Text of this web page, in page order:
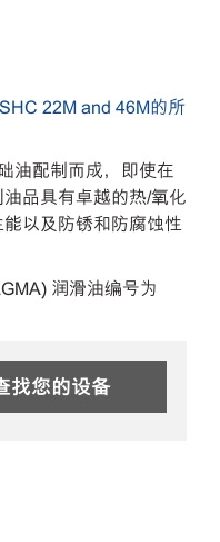
22M and 46M的所
油配制而成，即使在
品具有卓越的热/氧化
以及防锈和防腐蚀性
润滑油编号为
找您的设备